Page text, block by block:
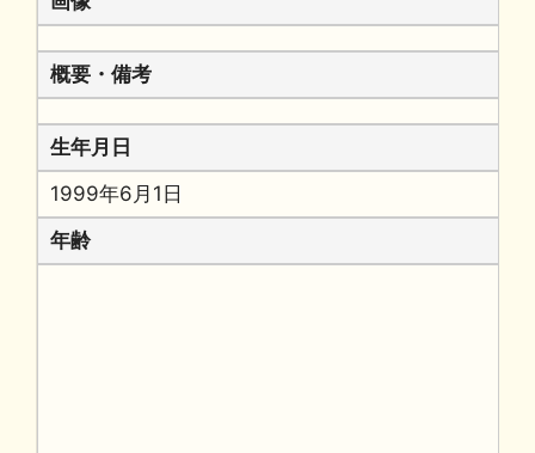
概要・備考
生年月日
1999年6月1日
年齢